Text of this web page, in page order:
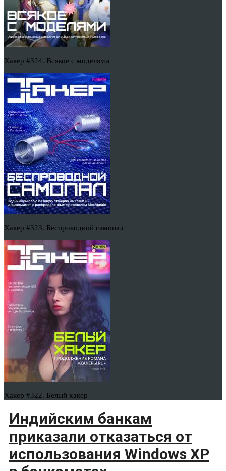
Хакер #324. Всякое с моделями
Хакер #323. Беспроводной самопал
Хакер #322. Белый хакер
Индийским банкам
приказали отказаться от
использования Windows XP